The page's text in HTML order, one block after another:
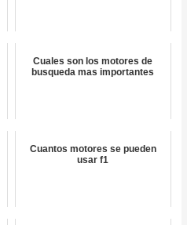
Cuales son los motores de
busqueda mas importantes
Cuantos motores se pueden
usar f1